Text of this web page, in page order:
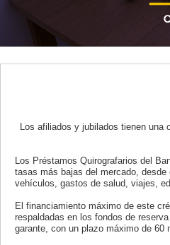
Los afiliados y jubilados tienen una
Los Préstamos Quirografarios del
tasas más bajas del mercado,
vehículos, gastos de salud, viajes,
El financiamiento máximo de este
respaldadas en los fondos de
garante, con un plazo máximo de 60